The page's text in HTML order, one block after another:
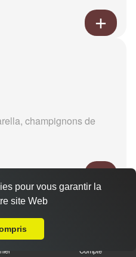
champignons de
Compte
pour vous garantir la
site Web